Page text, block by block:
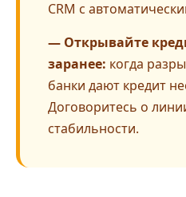
CRM с
— Открывайте
заранее: когда
банки дают кредит
Договоритесь о
стабильности.